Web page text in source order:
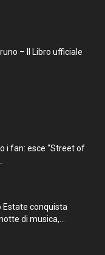
– Il Libro ufficiale
i fan: esce “Street of
Estate conquista
di musica,...